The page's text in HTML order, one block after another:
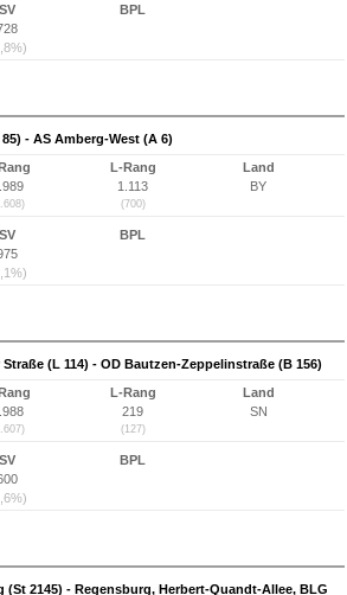
SV
BPL
- AS Amberg-West (A 6)
L-Rang
1.113
(700)
Land
BY
SV
BPL
(L 114) - OD Bautzen-Zeppelinstraße (B 156)
L-Rang
219
(127)
Land
SN
SV
BPL
2145) - Regensburg, Herbert-Quandt-Allee, BLG